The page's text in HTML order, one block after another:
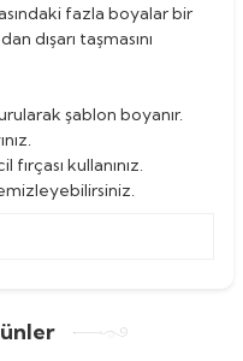
fazla boyalar bir
dışarı taşmasını
şablon boyanır.
kullanınız.